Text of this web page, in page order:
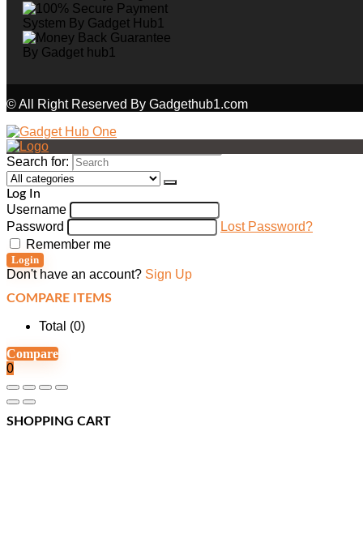
© All Right Reserved By Gadgethub1.com
Search for:
Log In
Username
Password
Lost Password?
Remember me
Login
Don't have an account? Sign Up
COMPARE ITEMS
Total (0)
Compare
0
SHOPPING CART